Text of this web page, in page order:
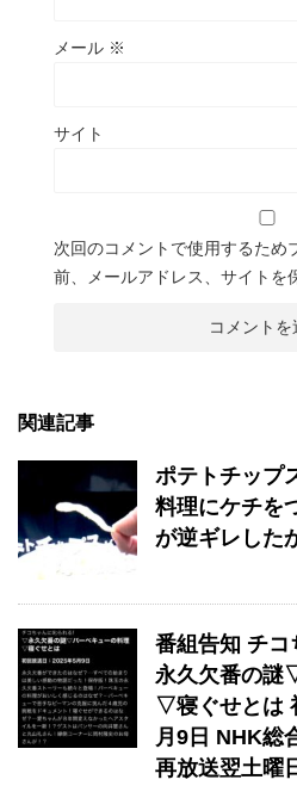
メール ※
サイト
次回のコメントで使用するため
前、メールアドレス、サイトを
関連記事
ポテトチップ
料理にケチを
が逆ギレした
番組告知 チ
永久欠番の謎
▽寝ぐせとは
月9日 NHK総
再放送翌土曜